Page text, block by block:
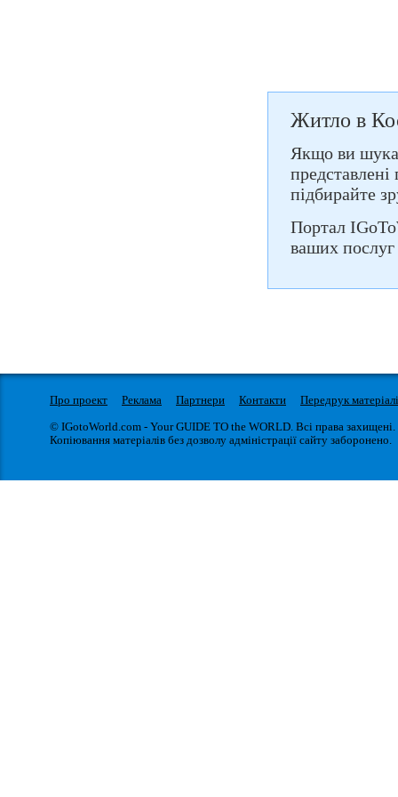
Житло в
Якщо ви
підбирайте
Портал
ваших послуг
Про проект Реклама Партнери Контакти
Передрук
© IGotoWorld.com - Your GUIDE TO the WORLD. Всі права захищені.
Копіювання матеріалів без дозволу адміністрації сайту заборонено.